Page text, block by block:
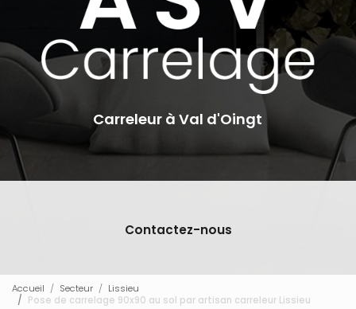
Carreleur à Val d'Oingt
Contactez-nous
Accueil Secteur
Lissieu
Pose de carrelage 90x90 au sol par artisan carreleur Lissieu